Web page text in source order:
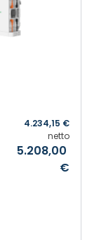
5.208,00
€
4.234,15 €
netto